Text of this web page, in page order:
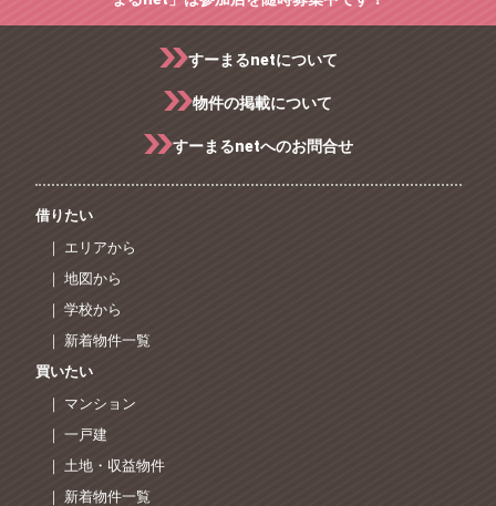
すーまるnetについて
物件の掲載について
すーまるnetへのお問合せ
借りたい
｜ エリアから
｜ 地図から
｜ 学校から
｜ 新着物件一覧
買いたい
｜ マンション
｜ 一戸建
｜ 土地・収益物件
｜ 新着物件一覧